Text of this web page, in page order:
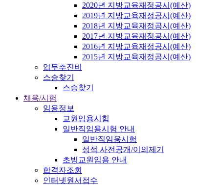
2020년 지방교육재정공시(예산)
2019년 지방교육재정공시(예산)
2018년 지방교육재정공시(예산)
2017년 지방교육재정공시(예산)
2016년 지방교육재정공시(예산)
2015년 지방교육재정공시(예산)
업무추진비
스승찾기
스승찾기
채용/시험
임용정보
교원임용시험
일반직임용시험 안내
일반직임용시험
성적 사전공개/이의제기
초빙교원임용 안내
합격자조회
인터넷원서접수